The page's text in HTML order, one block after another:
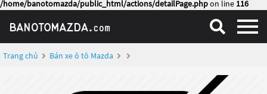
/home/banotomazda/public_html/actions/detailPage.phpon line 116
Trang chủ Bán xe ô tô Mazda